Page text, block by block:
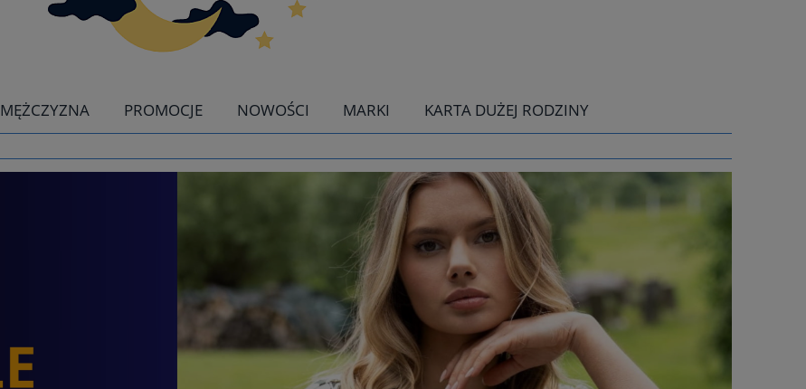
MĘŻCZYZNA PROMOCJE NOWOŚCI MARKI KARTA DUŻEJ RODZINY